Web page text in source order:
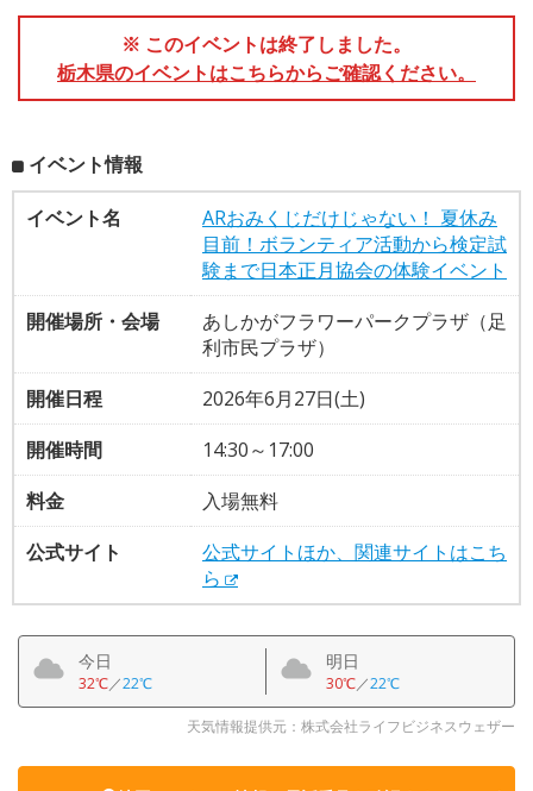
※ このイベントは終了しました。
栃木県のイベントはこちらからご確認ください。
イベント情報
イベント名
ARおみくじだけじゃない！ 夏休み
目前！ボランティア活動から検定試
験まで日本正月協会の体験イベント
開催場所・会場
あしかがフラワーパークプラザ（足
利市民プラザ）
開催日程
2026年6月27日(土)
開催時間
14:30～17:00
料金
入場無料
公式サイト
公式サイトほか、関連サイトはこち
ら
今日
32℃／22℃
明日
30℃／22℃
天気情報提供元：株式会社ライフビジネスウェザー